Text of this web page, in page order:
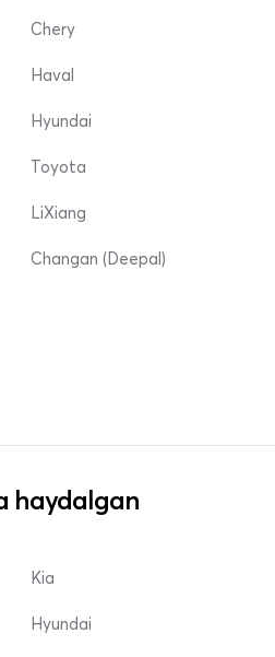
Chery
Haval
Hyundai
Toyota
LiXiang
Changan (Deepal)
haydalgan
Kia
Hyundai